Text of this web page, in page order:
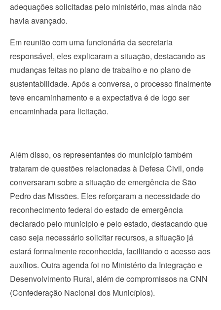
adequações solicitadas pelo ministério, mas ainda não
havia avançado.
Em reunião com uma funcionária da secretaria
responsável, eles explicaram a situação, destacando as
mudanças feitas no plano de trabalho e no plano de
sustentabilidade. Após a conversa, o processo finalmente
teve encaminhamento e a expectativa é de logo ser
encaminhada para licitação.
Além disso, os representantes do município também
trataram de questões relacionadas à Defesa Civil, onde
conversaram sobre a situação de emergência de São
Pedro das Missões. Eles reforçaram a necessidade do
reconhecimento federal do estado de emergência
declarado pelo município e pelo estado, destacando que
caso seja necessário solicitar recursos, a situação já
estará formalmente reconhecida, facilitando o acesso aos
auxílios. Outra agenda foi no Ministério da Integração e
Desenvolvimento Rural, além de compromissos na CNN
(Confederação Nacional dos Municípios).